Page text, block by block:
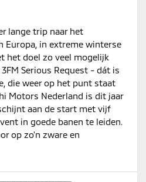
lange trip naar het
Europa, in extreme winterse
het doel zo veel mogelijk
Serious Request - dát is
die weer op het punt staat
Motors Nederland is dit jaar
aan de start met vijf
in goede banen te leiden.
op zo'n zware en